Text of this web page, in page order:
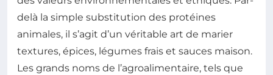
delà la simple substitution des protéines
animales, il s’agit d’un véritable art de marier
textures, épices, légumes frais et sauces maison.
Les grands noms de l’agroalimentaire, tels que